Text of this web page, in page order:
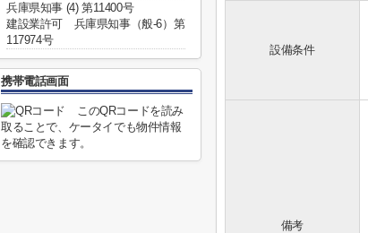
設備条件
備考
兵庫県知事 (4) 第11400号
建設業許可 兵庫県知事（般-6）第
117974号
携帯電話画面
このQRコードを読み
取ることで、ケータイでも物件情報
を確認できます。